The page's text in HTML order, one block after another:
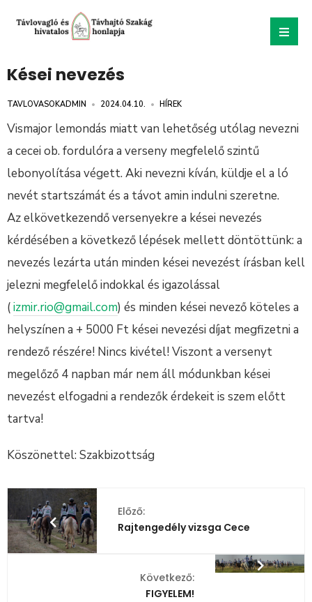
Kései nevezés
TAVLOVASOKADMIN • 2024.04.10. • HÍREK
Vismajor lemondás miatt van lehetőség utólag nevezni
a cecei ob. fordulóra a verseny megfelelő szintű
lebonyolítása végett. Aki nevezni kíván, küldje el a ló
nevét startszámát és a távot amin indulni szeretne.
Az elkövetkezendő versenyekre a kései nevezés
kérdésében a következő lépések mellett döntöttünk: a
nevezés lezárta után minden kései nevezést írásban kell
jelezni megfelelő indokkal és igazolással
(izmir.rio@gmail.com) és minden kései nevező köteles a
helyszínen a + 5000 Ft kései nevezési díjat megfizetni a
rendező részére! Nincs kivétel! Viszont a versenyt
megelőző 4 napban már nem áll módunkban kései
nevezést elfogadni a rendezők érdekeit is szem előtt
tartva!
Köszönettel: Szakbizottság
Előző:
Rajtengedély vizsga Cece
Következő:
FIGYELEM!